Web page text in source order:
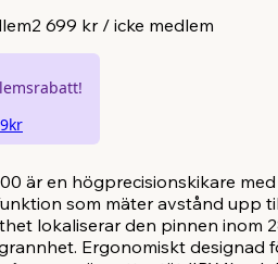
2 699 kr / icke medlem
är en högprecisionskikare med
som mäter avstånd upp
lokaliserar den pinnen inom
Ergonomiskt designad